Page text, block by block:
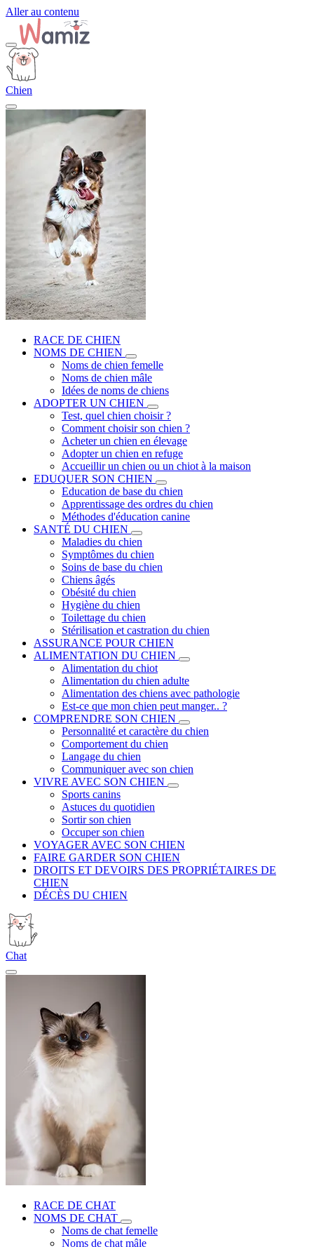
Aller au contenu
Chien
RACE DE CHIEN
NOMS DE CHIEN
Noms de chien femelle
Noms de chien mâle
Idées de noms de chiens
ADOPTER UN CHIEN
Test, quel chien choisir ?
Comment choisir son chien ?
Acheter un chien en élevage
Adopter un chien en refuge
Accueillir un chien ou un chiot à la maison
EDUQUER SON CHIEN
Education de base du chien
Apprentissage des ordres du chien
Méthodes d'éducation canine
SANTÉ DU CHIEN
Maladies du chien
Symptômes du chien
Soins de base du chien
Chiens âgés
Obésité du chien
Hygiène du chien
Toilettage du chien
Stérilisation et castration du chien
ASSURANCE POUR CHIEN
ALIMENTATION DU CHIEN
Alimentation du chiot
Alimentation du chien adulte
Alimentation des chiens avec pathologie
Est-ce que mon chien peut manger.. ?
COMPRENDRE SON CHIEN
Personnalité et caractère du chien
Comportement du chien
Langage du chien
Communiquer avec son chien
VIVRE AVEC SON CHIEN
Sports canins
Astuces du quotidien
Sortir son chien
Occuper son chien
VOYAGER AVEC SON CHIEN
FAIRE GARDER SON CHIEN
DROITS ET DEVOIRS DES PROPRIÉTAIRES DE
CHIEN
DÉCÈS DU CHIEN
Chat
RACE DE CHAT
NOMS DE CHAT
Noms de chat femelle
Noms de chat mâle